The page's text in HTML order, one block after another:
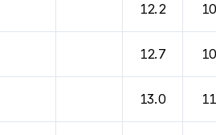
12.2
12.7
13.0